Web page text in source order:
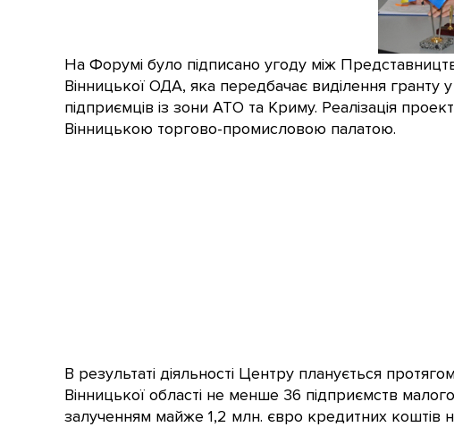
На Форумі було підписано угоду між
Вінницької ОДА, яка передбачає виділення гранту
підприємців із зони АТО та Криму. Реалізація
Вінницькою торгово-промисловою палатою.
В результаті діяльності Центру планується
Вінницької області не менше 36 підприємств
залученням майже 1,2 млн. євро кредитних коштів